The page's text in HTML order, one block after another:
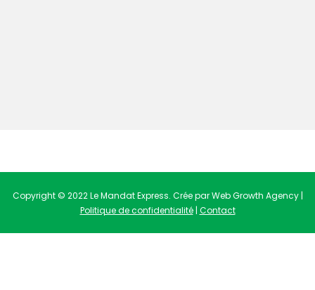
Copyright © 2022 Le Mandat Express. Crée par Web Growth Agency |
Politique de confidentialité| Contact